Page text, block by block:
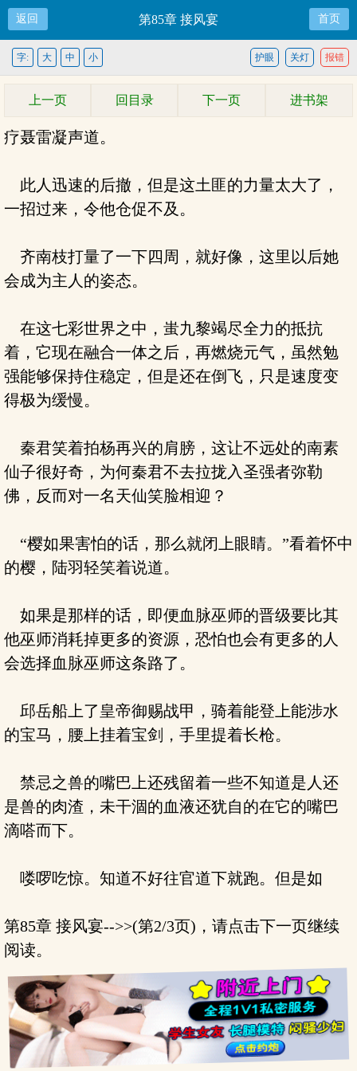
返回 第85章 接风宴 首页
报错
关灯
护眼
字: 大 中 小
上一页 回目录 下一页 进书架
疗聂雷凝声道。
此人迅速的后撤，但是这土匪的力量太大了，
一招过来，令他仓促不及。
齐南枝打量了一下四周，就好像，这里以后她
会成为主人的姿态。
在这七彩世界之中，蚩九黎竭尽全力的抵抗
着，它现在融合一体之后，再燃烧元气，虽然勉
强能够保持住稳定，但是还在倒飞，只是速度变
得极为缓慢。
秦君笑着拍杨再兴的肩膀，这让不远处的南素
仙子很好奇，为何秦君不去拉拢入圣强者弥勒
佛，反而对一名天仙笑脸相迎？
“樱如果害怕的话，那么就闭上眼睛。”看着怀中
的樱，陆羽轻笑着说道。
如果是那样的话，即便血脉巫师的晋级要比其
他巫师消耗掉更多的资源，恐怕也会有更多的人
会选择血脉巫师这条路了。
邱岳船上了皇帝御赐战甲，骑着能登上能涉水
的宝马，腰上挂着宝剑，手里提着长枪。
禁忌之兽的嘴巴上还残留着一些不知道是人还
是兽的肉渣，未干涸的血液还犹自的在它的嘴巴
滴嗒而下。
喽啰吃惊。知道不好往官道下就跑。但是如
第85章 接风宴-->>(第2/3页)，请点击下一页继续
阅读。